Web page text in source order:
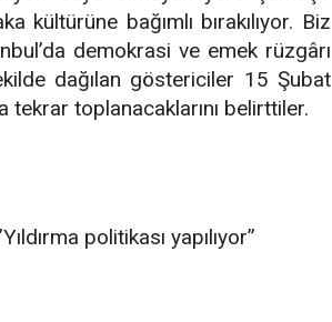
kültürüne bağımlı bırakılıyor. Biz
demokrasi ve emek rüzgârı
dağılan göstericiler 15 Şubat
tekrar toplanacaklarını belirttiler.
politikası yapılıyor”